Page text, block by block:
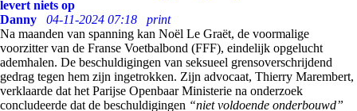
levert niets op
Danny
04-11-2024 07:18
print
Na maanden van spanning kan Noël Le Graët, de voormalige
voorzitter van de Franse Voetbalbond (FFF), eindelijk opgelucht
ademhalen. De beschuldigingen van seksueel grensoverschrijdend
gedrag tegen hem zijn ingetrokken. Zijn advocaat, Thierry Marembert,
verklaarde dat het Parijse Openbaar Ministerie na onderzoek
concludeerde dat de beschuldigingen “niet voldoende onderbouwd”